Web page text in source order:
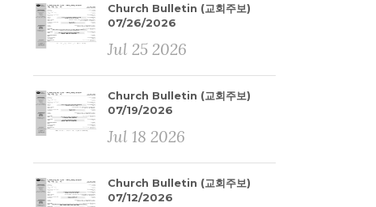
Church Bulletin (교회주보)
07/26/2026
Jul 25 2026
Church Bulletin (교회주보)
07/19/2026
Jul 18 2026
Church Bulletin (교회주보)
07/12/2026